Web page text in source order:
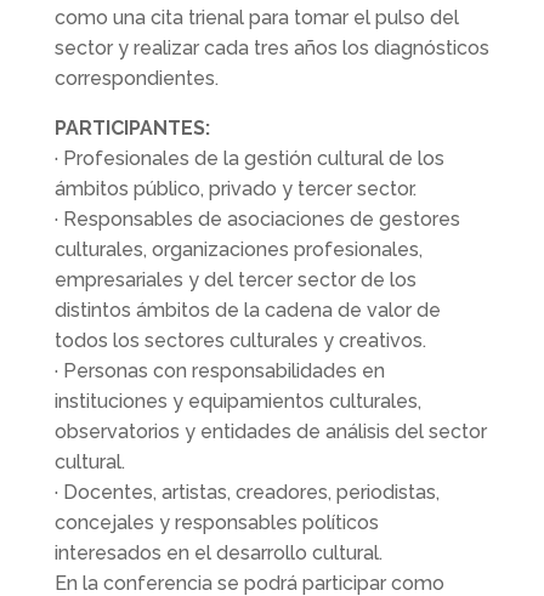
como una cita trienal para tomar el pulso del
sector y realizar cada tres años los diagnósticos
correspondientes.
PARTICIPANTES:
· Profesionales de la gestión cultural de los
ámbitos público, privado y tercer sector.
· Responsables de asociaciones de gestores
culturales, organizaciones profesionales,
empresariales y del tercer sector de los
distintos ámbitos de la cadena de valor de
todos los sectores culturales y creativos.
· Personas con responsabilidades en
instituciones y equipamientos culturales,
observatorios y entidades de análisis del sector
cultural.
· Docentes, artistas, creadores, periodistas,
concejales y responsables políticos
interesados en el desarrollo cultural.
En la conferencia se podrá participar como